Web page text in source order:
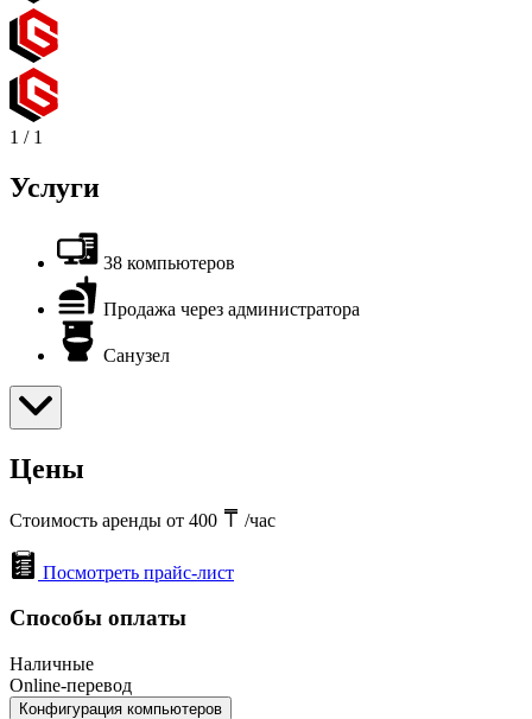
1 / 1
Услуги
38 компьютеров
Продажа через администратора
Санузел
Цены
Стоимость аренды от 400 /час
Посмотреть прайс-лист
Способы оплаты
Наличные
Online-перевод
Конфигурация компьютеров